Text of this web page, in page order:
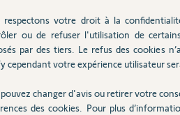
2 ans
intérieure et pas pour la platine de rue.
n'a qu'une platine de rue.
respectons votre droit à la
ou de refuser l'utilisation de
par des tiers. Le refus des cookies
cependant votre expérience utilisateur
pouvez changer d'avis ou retirer votre
des cookies. Pour plus